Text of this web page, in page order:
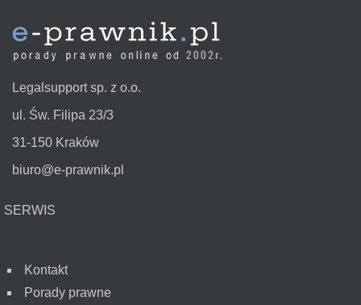
Legalsupport sp. z o.o.
ul. Św. Filipa 23/3
31-150 Kraków
biuro@e-prawnik.pl
SERWIS
Kontakt
Porady prawne